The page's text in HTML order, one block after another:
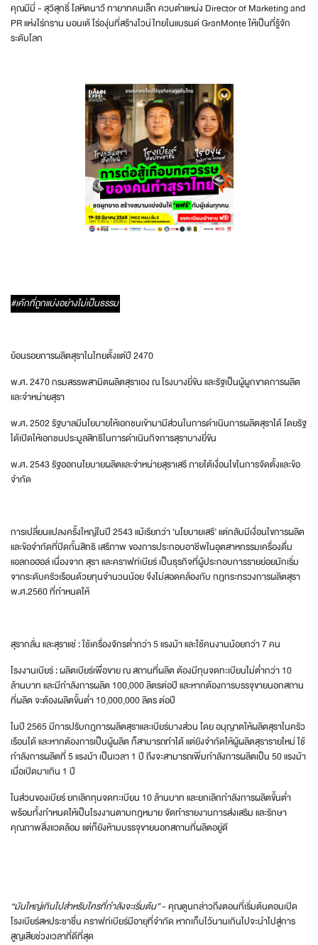
คุณมีมี่ - สุวิสุทธิ์ โลหิตนาวี ทายาทคนเล็ก ควบตำแหน่ง Director of Marketing and
PR แห่งไร่กราน มอนเต้ ไร่องุ่นที่สร้างไวน์ไทยในแบรนด์ GranMonte ให้เป็นที่รู้จัก
ระดับโลก
#เค้กที่ถูกแบ่งอย่างไม่เป็นธรรม
ย้อนรอยการผลิตสุราในไทยตั้งแต่ปี 2470
พ.ศ. 2470 กรมสรรพสามิตผลิตสุราเอง ณ โรงบางยี่ขัน และรัฐเป็นผู้ผูกขาดการผลิต
และจำหน่ายสุรา
พ.ศ. 2502 รัฐบาลมีนโยบายให้เอกชนเข้ามามีส่วนในการดำเนินการผลิตสุราได้ โดยรัฐ
ได้เปิดให้เอกชนประมูลสิทธิในการดำเนินกิจการสุราบางยี่ขัน
พ.ศ. 2543 รัฐออกนโยบายผลิตและจำหน่ายสุราเสรี ภายใต้เงื่อนไขในการจัดตั้งและข้อ
จำกัด
การเปลี่ยนแปลงครั้งใหญ่ในปี 2543 แม้เรียกว่า ‘นโยบายเสรี’ แต่กลับมีเงื่อนไขการผลิต
และข้อจำกัดที่ปิดกั้นสิทธิ เสรีภาพ ของการประกอบอาชีพในอุตสาหกรรมเครื่องดื่ม
แอลกอฮอล์ เนื่องจาก สุรา และคราฟท์เบียร์ เป็นธุรกิจที่ผู้ประกอบการรายย่อยมักเริ่ม
จากระดับครัวเรือนด้วยทุนจำนวนน้อย จึงไม่สอดคล้องกับ กฎกระทรวงการผลิตสุรา
พ.ศ.2560 ที่กำหนดให้
สุรากลั่น และสุราแช่ : ใช้เครื่องจักรต่ำกว่า 5 แรงม้า และใช้คนงานน้อยกว่า 7 คน
โรงงานเบียร์ : ผลิตเบียร์เพื่อขาย ณ สถานที่ผลิต ต้องมีทุนจดทะเบียนไม่ต่ำกว่า 10
ล้านบาท และมีกำลังการผลิต 100,000 ลิตรต่อปี และหากต้องการบรรจุขายนอกสถาน
ที่ผลิต จะต้องผลิตขั้นต่ำ 10,000,000 ลิตร ต่อปี
ในปี 2565 มีการปรับกฎการผลิตสุราและเบียร์บางส่วน โดย อนุญาตให้ผลิตสุราในครัว
เรือนได้ และหากต้องการเป็นผู้ผลิต ก็สามารถทำได้ แต่ยังจำกัดให้ผู้ผลิตสุรารายใหม่ ใช้
กำลังการผลิตที่ 5 แรงม้า เป็นเวลา 1 ปี ถึงจะสามารถเพิ่มกำลังการผลิตเป็น 50 แรงม้า
เมื่อเปิดมาเกิน 1 ปี
ในส่วนของเบียร์ ยกเลิกทุนจดทะเบียน 10 ล้านบาท และยกเลิกกำลังการผลิตขั้นต่ำ
พร้อมทั้งกำหนดให้เป็นโรงงานตามกฎหมาย จัดทำรายงานการส่งเสริม และรักษา
คุณภาพสิ่งแวดล้อม แต่ก็ยังห้ามบรรจุขายนอกสถานที่ผลิตอยู่ดี
“มันใหญ่เกินไปสำหรับใครที่กำลังจะเริ่มต้น”- คุณตูนกล่าวถึงตอนที่เริ่มต้นตอนเปิด
โรงเบียร์สหประชาชื่น คราฟท์เบียร์มีอายุที่จำกัด หากเก็บไว้นานเกินไปจะนำไปสู่การ
สูญเสียช่วงเวลาที่ดีที่สุด